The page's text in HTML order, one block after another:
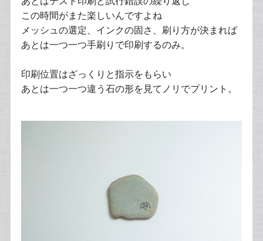
この時間がまた楽しいんですよね
メッシュの選定、インクの固さ、刷り方が決まれば
あとは一つ一つ手刷りで印刷するのみ。
印刷位置はざっくりと指示をもらい
あとは一つ一つ違う石の形を見てノリでプリント。